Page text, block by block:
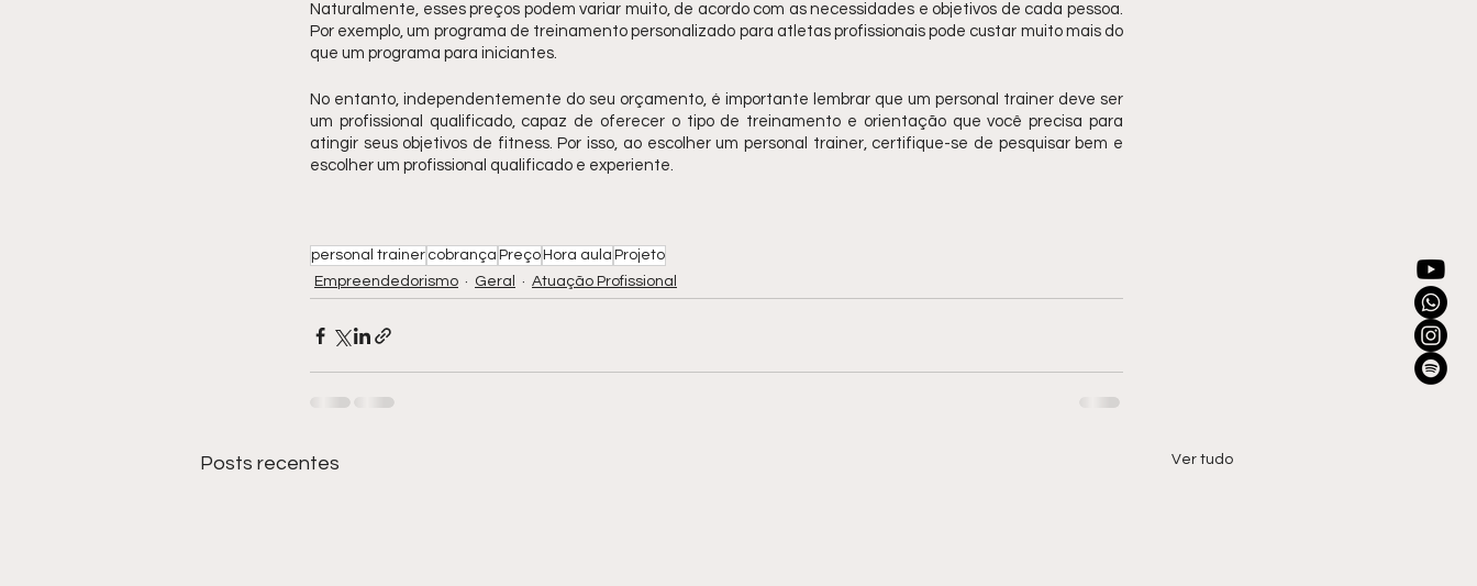
Naturalmente, esses preços podem variar muito, de acordo com as necessidades e objetivos de cada pessoa.
Por exemplo, um programa de treinamento personalizado para atletas profissionais pode custar muito mais do
que um programa para iniciantes.
No entanto, independentemente do seu orçamento, é importante lembrar que um personal trainer deve ser
um profissional qualificado, capaz de oferecer o tipo de treinamento e orientação que você precisa para
atingir seus objetivos de fitness. Por isso, ao escolher um personal trainer, certifique-se de pesquisar bem e
escolher um profissional qualificado e experiente.
personal trainer cobrança Preço Hora aula Projeto
Empreendedorismo
Geral Atuação Profissional
Posts recentes Ver tudo